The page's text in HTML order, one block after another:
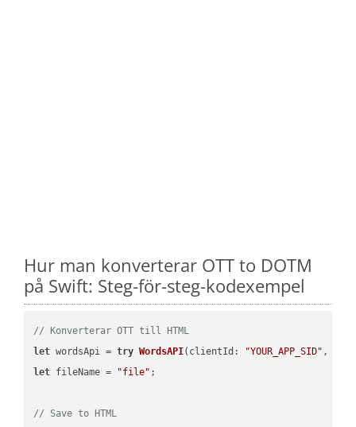
Hur man konverterar OTT to DOTM
på Swift: Steg-för-steg-kodexempel
// Konverterar OTT till HTML
let wordsApi = try WordsAPI( clientId: "YOUR_APP_SID" ,
let fileName = "file" ;
// Save to HTML